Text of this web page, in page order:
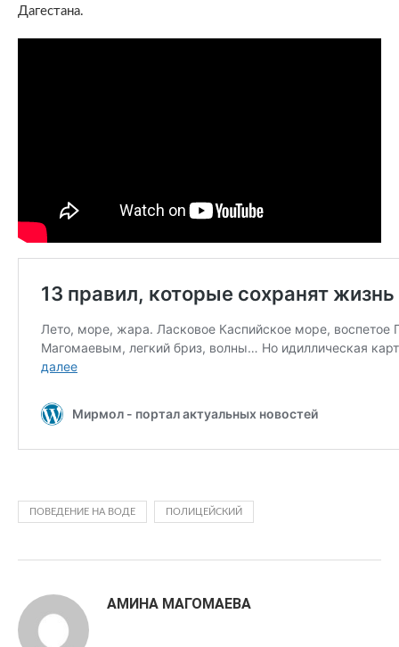
Дагестана.
ПОВЕДЕНИЕ НА ВОДЕ ПОЛИЦЕЙСКИЙ
АМИНА МАГОМАЕВА